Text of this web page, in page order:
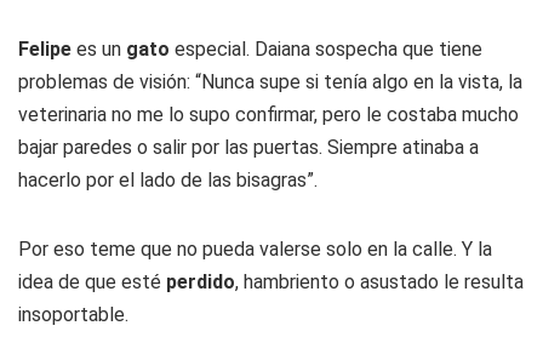
Felipe es un gato especial. Daiana sospecha que tiene
problemas de visión: “Nunca supe si tenía algo en la vista, la
veterinaria no me lo supo confirmar, pero le costaba mucho
bajar paredes o salir por las puertas. Siempre atinaba a
hacerlo por el lado de las bisagras”.
Por eso teme que no pueda valerse solo en la calle. Y la
idea de que esté perdido, hambriento o asustado le resulta
insoportable.